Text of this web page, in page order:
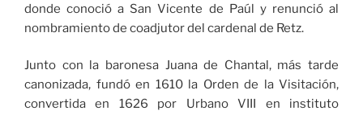
donde conoció a San Vicente de Paúl y renunció al
nombramiento de coadjutor del cardenal de Retz.
Junto con la baronesa Juana de Chantal, más tarde
canonizada, fundó en 1610 la Orden de la Visitación,
convertida en 1626 por Urbano VIII en instituto